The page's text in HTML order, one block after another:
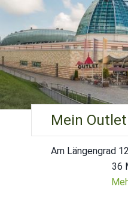
Mein
Am Längengrad
36